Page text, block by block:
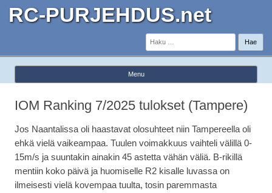
RC-PURJEHDUS.net
Haku:
Menu
IOM Ranking 7/2025 tulokset (Tampere)
Jos Naantalissa oli haastavat olosuhteet niin Tampereella oli
ehkä vielä vaikeampaa. Tuulen voimakkuus vaihteli välillä 0-
15m/s ja suuntakin ainakin 45 astetta vähän väliä. B-rikillä
mentiin koko päivä ja huomiselle R2 kisalle luvassa on
ilmeisesti vielä kovempaa tuulta, tosin paremmasta